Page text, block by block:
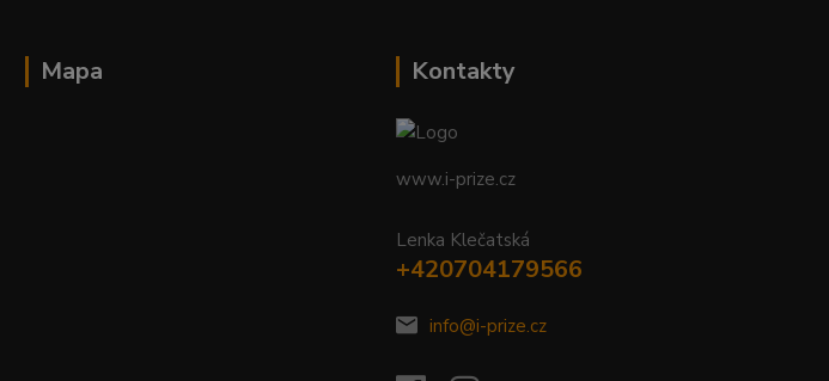
Mapa Kontakty
www.i-prize.cz
Lenka Klečatská
+420704179566
info@i-prize.cz